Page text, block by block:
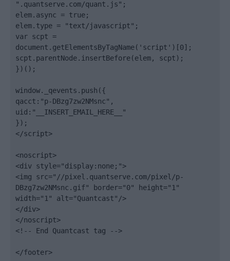
".quantserve.com/quant.js";
elem.async = true;
elem.type = "text/javascript";
var scpt =
document.getElementsByTagName('script')[0];
scpt.parentNode.insertBefore(elem, scpt);
})();
window._qevents.push({
qacct:"p-DBzg7zw2NMsnc",
uid:"__INSERT_EMAIL_HERE__"
});
</script>
<noscript>
<div style="display:none;">
<img src="//pixel.quantserve.com/pixel/p-
DBzg7zw2NMsnc.gif" border="0" height="1"
width="1" alt="Quantcast"/>
</div>
</noscript>
<!-- End Quantcast tag -->
</footer>